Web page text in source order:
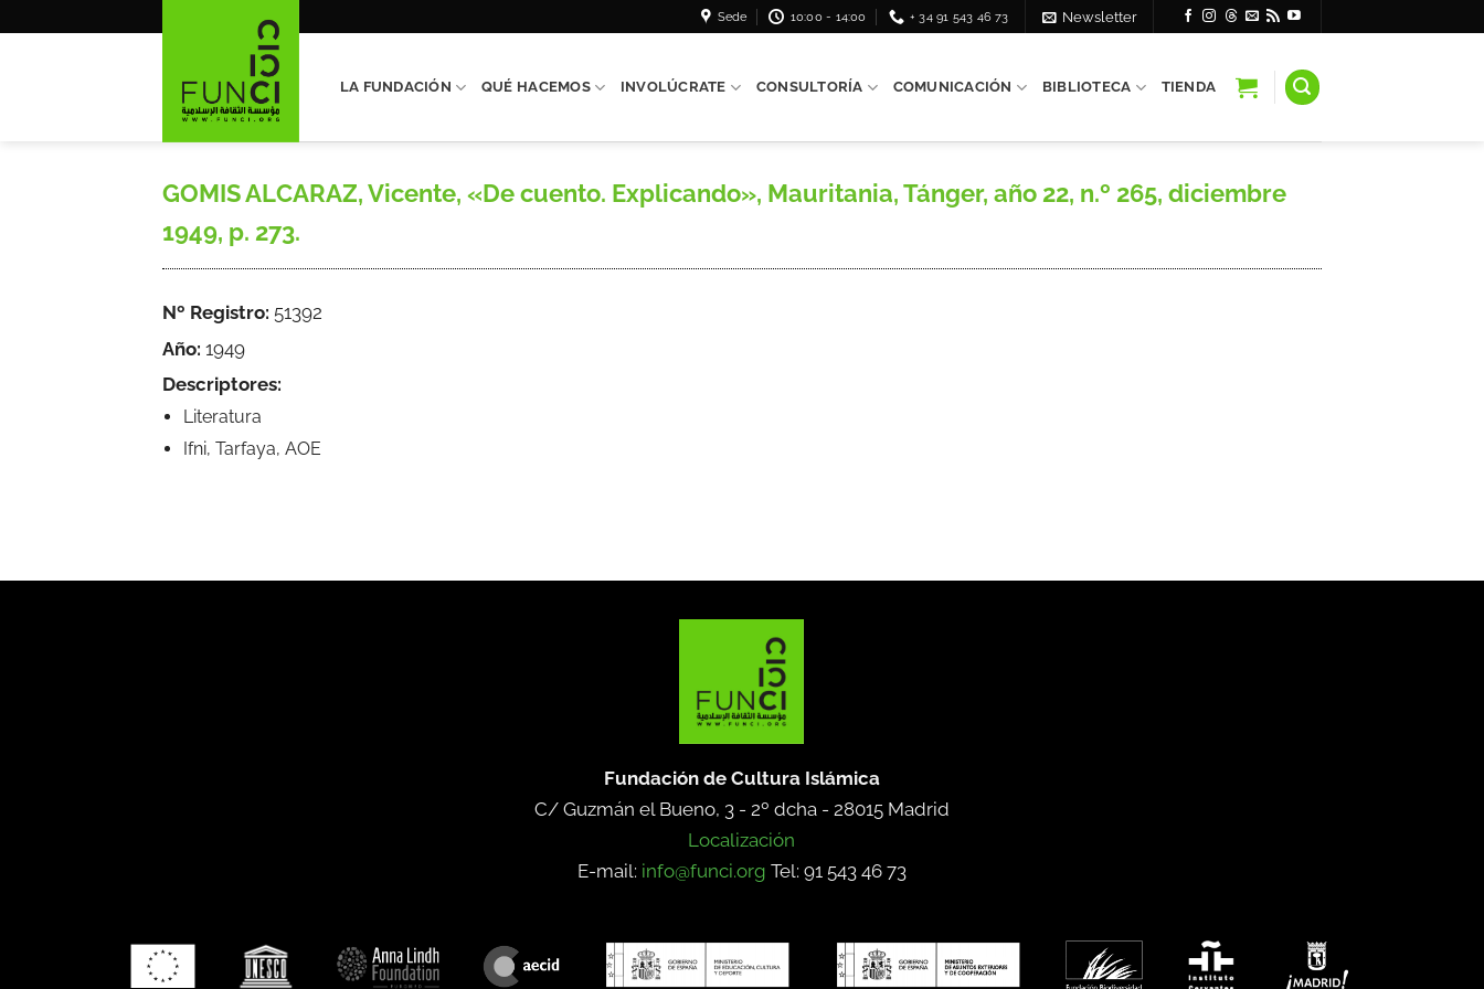
Sede 10:00 - 14:00 + 34 91 543 46 73 Newsletter
LA FUNDACIÓN QUÉ HACEMOS INVOLÚCRATE CONSULTORÍA COMUNICACIÓN BIBLIOTECA TIENDA
GOMIS ALCARAZ, Vicente, «De cuento. Explicando», Mauritania, Tánger, año 22, n.º 265, diciembre
1949, p. 273.
Nº Registro: 51392
Año: 1949
Descriptores:
Literatura
Ifni, Tarfaya, AOE
Fundación de Cultura Islámica
C/ Guzmán el Bueno, 3 - 2º dcha - 28015 Madrid
Localización
E-mail: info@funci.org Tel: 91 543 46 73